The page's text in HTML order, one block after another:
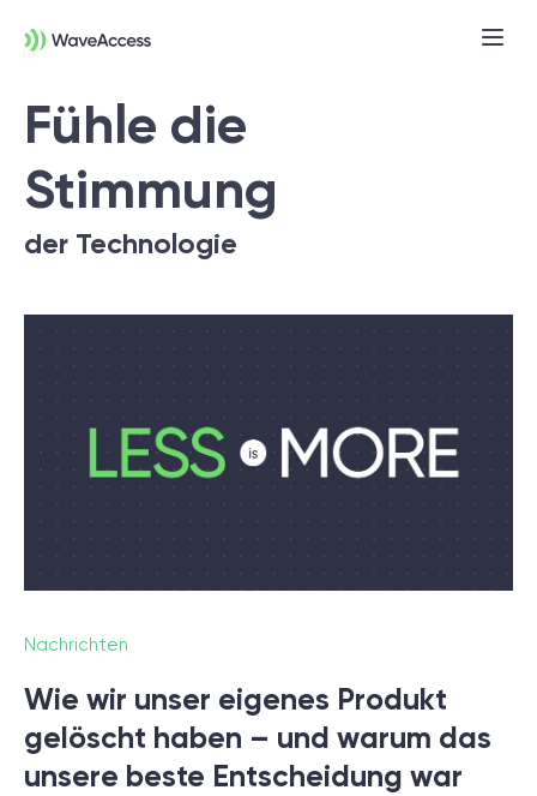
Fühle die
Stimmung
der Technologie
Nachrichten
Wie wir unser eigenes Produkt
gelöscht haben – und warum das
unsere beste Entscheidung war
In einer Discovery-Session klären wir Ihre
Anforderungen, definieren Ziele und legen